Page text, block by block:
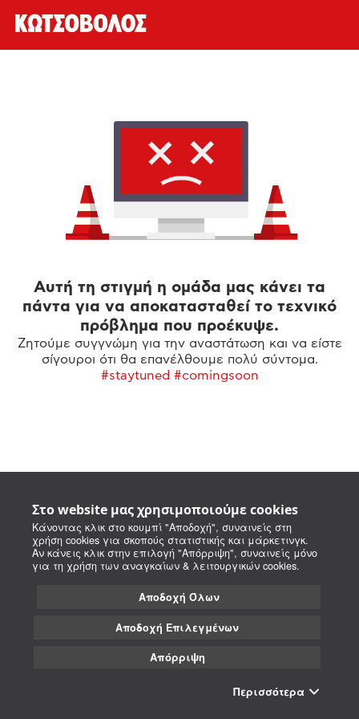
Στο website μας χρησιμοποιούμε cookies
Κάνοντας κλικ στο κουμπί "Αποδοχή", συναινείς στη
χρήση cookies για σκοπούς στατιστικής και μάρκετινγκ.
Αν κάνεις κλικ στην επιλογή "Απόρριψη", συναινείς μόνο
για τη χρήση των αναγκαίων & λειτουργικών cookies.
Αποδοχή Όλων
Αποδοχή Επιλεγμένων
Απόρριψη
Περισσότερα
Αυτή τη στιγμή η ομάδα μας κάνει τα
πάντα για να αποκατασταθεί το τεχνικό
πρόβλημα που προέκυψε.
Ζητούμε συγγνώμη για την αναστάτωση και να είστε
σίγουροι ότι θα επανέλθουμε πολύ σύντομα.
#staytuned #comingsoon